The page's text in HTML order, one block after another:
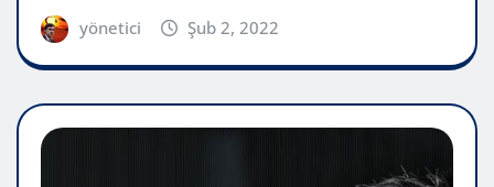
yönetici Şub 2, 2022